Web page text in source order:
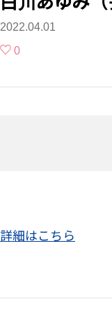
2022.04.01
0
詳細はこちら